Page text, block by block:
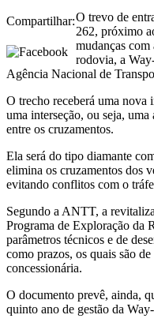
Compartilhar:O trevo de
262, próximo
mudanças com
rodovia, a
Agência Nacional de
O trecho receberá uma nova
uma interseção, ou seja, uma
entre os cruzamentos.
Ela será do tipo diamante
elimina os cruzamentos dos
evitando conflitos com o
Segundo a ANTT, a
Programa de Exploração da
parâmetros técnicos e de
como prazos, os quais são
concessionária.
O documento prevê, ainda,
quinto ano de gestão da